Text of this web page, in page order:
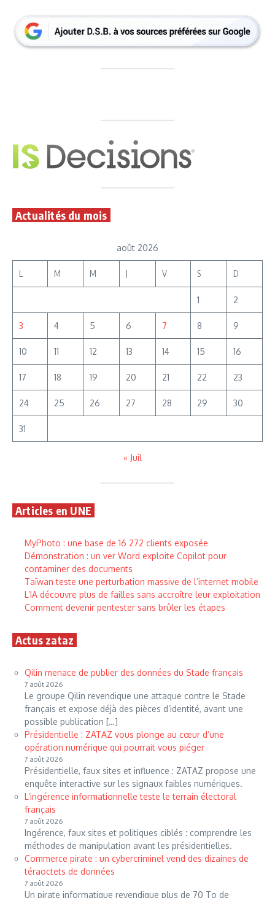
Actualités du mois
août 2026
L M M J V S D
1 2
3 4 5 6 7 8 9
10 11 12 13 14 15 16
17 18 19 20 21 22 23
24 25 26 27 28 29 30
31
« Juil
Articles en UNE
MyPhoto : une base de 16 272 clients exposée
Démonstration : un ver Word exploite Copilot pour
contaminer des documents
Taïwan teste une perturbation massive de l’internet mobile
L’IA découvre plus de failles sans accroître leur exploitation
Comment devenir pentester sans brûler les étapes
Actus zataz
Qilin menace de publier des données du Stade français
7 août 2026
Le groupe Qilin revendique une attaque contre le Stade
français et expose déjà des pièces d’identité, avant une
possible publication […]
Présidentielle : ZATAZ vous plonge au cœur d’une
opération numérique qui pourrait vous piéger
7 août 2026
Présidentielle, faux sites et influence : ZATAZ propose une
enquête interactive sur les signaux faibles numériques.
L’ingérence informationnelle teste le terrain électoral
français
7 août 2026
Ingérence, faux sites et politiques ciblés : comprendre les
méthodes de manipulation avant les présidentielles.
Commerce pirate : un cybercriminel vend des dizaines de
téraoctets de données
7 août 2026
Un pirate informatique revendique plus de 70 To de